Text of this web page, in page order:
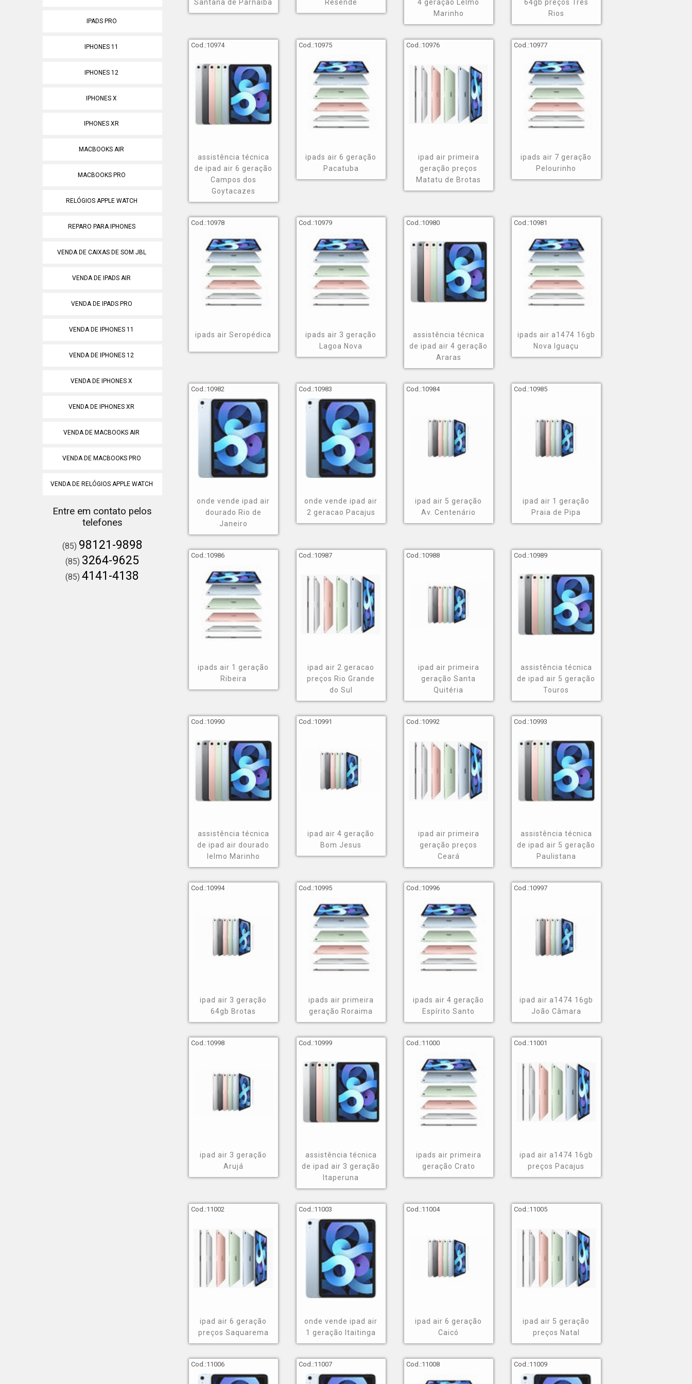
IPADS PRO
IPHONES 11
IPHONES 12
IPHONES X
IPHONES XR
MACBOOKS AIR
MACBOOKS PRO
RELÓGIOS APPLE WATCH
REPARO PARA IPHONES
VENDA DE CAIXAS DE SOM JBL
VENDA DE IPADS AIR
VENDA DE IPADS PRO
VENDA DE IPHONES 11
VENDA DE IPHONES 12
VENDA DE IPHONES X
VENDA DE IPHONES XR
VENDA DE MACBOOKS AIR
VENDA DE MACBOOKS PRO
VENDA DE RELÓGIOS APPLE WATCH
Entre em contato pelos
telefones
(85) 98121-9898
(85) 3264-9625
(85)4141-4138
Encontre o que você precisa contando com as opções da GNG Mobile, são diversas soluções inteligentes e com excelente custo-
benefício para quem busca por energia e conectividade e caixas de som, a empresa oferece opções como smart home, caixas de
Entre em contato agora mesmo para obter mais informações sobre as soluções oferecidos pela empresa!
Santana de Parnaíba
Resende
4 geração Lelmo
Marinho
64gb preços Três
Rios
Cod.:10974
assistência técnica
de ipad air 6 geração
Campos dos
Goytacazes
Cod.:10975
ipads air 6 geração
Pacatuba
Cod.:10976
ipad air primeira
geração preços
Matatu de Brotas
Cod.:10977
ipads air 7 geração
Pelourinho
Cod.:10978
ipads air Seropédica
Cod.:10979
ipads air 3 geração
Lagoa Nova
Cod.:10980
assistência técnica
de ipad air 4 geração
Araras
Cod.:10981
ipads air a1474 16gb
Nova Iguaçu
Cod.:10982
onde vende ipad air
dourado Rio de
Janeiro
Cod.:10983
onde vende ipad air
2 geracao Pacajus
Cod.:10984
ipad air 5 geração
Av. Centenário
Cod.:10985
ipad air 1 geração
Praia de Pipa
Cod.:10986
ipads air 1 geração
Ribeira
Cod.:10987
ipad air 2 geracao
preços Rio Grande
do Sul
Cod.:10988
ipad air primeira
geração Santa
Quitéria
Cod.:10989
assistência técnica
de ipad air 5 geração
Touros
Cod.:10990
assistência técnica
de ipad air dourado
Ielmo Marinho
Cod.:10991
ipad air 4 geração
Bom Jesus
Cod.:10992
ipad air primeira
geração preços
Ceará
Cod.:10993
assistência técnica
de ipad air 5 geração
Paulistana
Cod.:10994
ipad air 3 geração
64gb Brotas
Cod.:10995
ipads air primeira
geração Roraima
Cod.:10996
ipads air 4 geração
Espírito Santo
Cod.:10997
ipad air a1474 16gb
João Câmara
Cod.:10998
ipad air 3 geração
Arujá
Cod.:10999
assistência técnica
de ipad air 3 geração
Itaperuna
Cod.:11000
ipads air primeira
geração Crato
Cod.:11001
ipad air a1474 16gb
preços Pacajus
Cod.:11002
ipad air 6 geração
preços Saquarema
Cod.:11003
onde vende ipad air
1 geração Itaitinga
Cod.:11004
ipad air 6 geração
Caicó
Cod.:11005
ipad air 5 geração
preços Natal
Cod.:11006 Cod.:11007 Cod.:11008 Cod.:11009